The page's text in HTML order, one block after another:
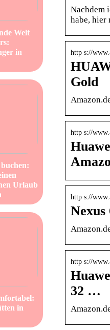
Nachdem
habe, hier
http s://
Gold
http s://
http s://
Nexus
http s://
32 …
Welt
in
Urlaub
in